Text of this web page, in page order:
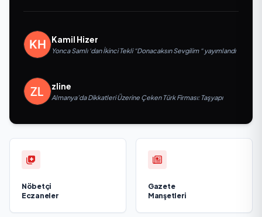
Kamil Hizer
Yonca Samlı ‘dan İkinci Tekli “Donacaksın Sevgilim “ yayımlandı
zline
Almanya’da Dikkatleri Üzerine Çeken Türk Firması: Taşyapı
Nöbetçi
Eczaneler
Gazete
Manşetleri